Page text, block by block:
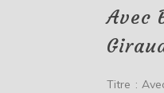
Avec
Titre :